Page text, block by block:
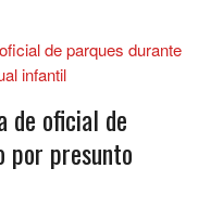
de oficial de
por presunto